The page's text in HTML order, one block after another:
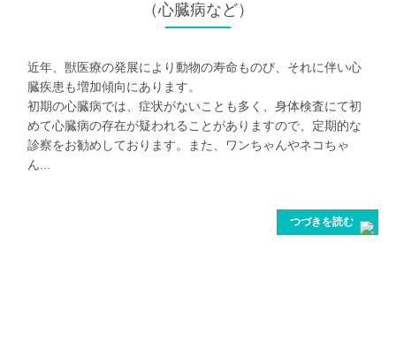
（心臓病など）
近年、獣医療の発展により動物の寿命ものび、それに伴い心
臓疾患も増加傾向にあります。
初期の心臓病では、症状がないことも多く、身体検査にて初
めて心臓病の存在が疑われることがありますので、定期的な
診察をお勧めしております。また、ワンちゃんやネコちゃ
ん...
つづきを読む